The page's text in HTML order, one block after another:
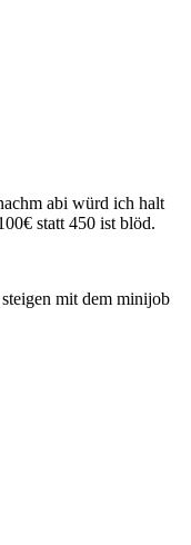
abi würd ich halt
statt 450 ist blöd.
mit dem minijob